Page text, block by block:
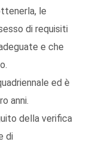
le
di requisiti
e che
ed è
anni.
della verifica
di